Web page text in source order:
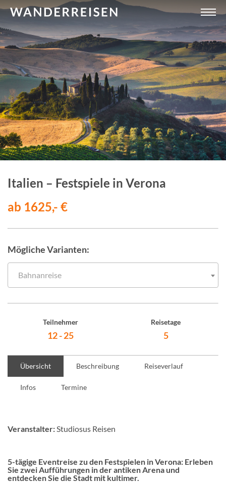
Italien – Festspiele in Verona
ab 1625,- €
Mögliche Varianten:
Bahnanreise
Teilnehmer
12 - 25
Reisetage
5
Übersicht Beschreibung Reiseverlauf
Infos Termine
Veranstalter:Studiosus Reisen
5-tägige Eventreise zu den Festspielen in Verona: Erleben
Sie zwei Aufführungen in der antiken Arena und
entdecken Sie die Stadt mit kultimer.